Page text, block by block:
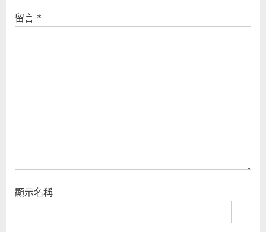
P
t
留言 *
顯示名稱